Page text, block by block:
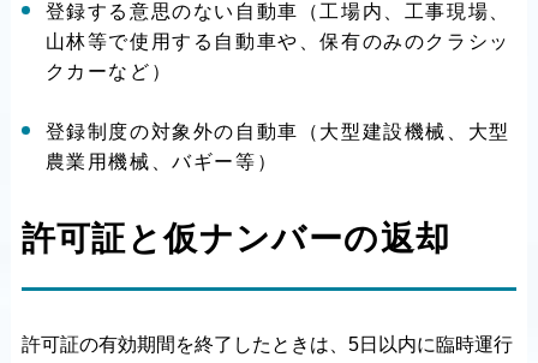
登録する意思のない自動車（工場内、工事現場、
山林等で使用する自動車や、保有のみのクラシッ
クカーなど）
登録制度の対象外の自動車（大型建設機械、大型
農業用機械、バギー等）
許可証と仮ナンバーの返却
許可証の有効期間を終了したときは、5日以内に臨時運行